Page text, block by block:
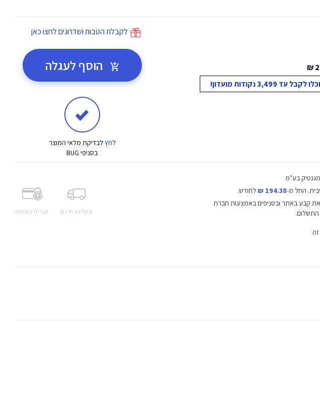
נקודות מועדון!
לקבלת הטבות ושדרוגים לחצו כאן
הוסף לעגלה
לחץלבדיקת מלאי המוצר
בסניפי BUG
משלוח חינם קנייה בטוחה
בע"מ
החל מ-194.38 ₪
לחודש.
קבע באתר ובסניפים באמצעות חברת
התשלום.